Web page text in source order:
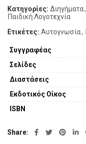
Κατηγορίες: Διηγήματα,
Παιδική Λογοτεχνία
Ετικέτες: Αυτογνωσία,
Συγγραφέας
Σελίδες
Διαστάσεις
Εκδοτικός Οίκος
ISBN
Share